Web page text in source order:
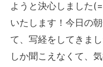
ようと決心しました
いたします！今日の
て、写経をしてきま
しか聞こえなくて、